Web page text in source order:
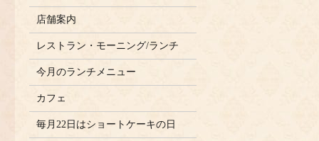
店舗案内
レストラン・モーニング/ランチ
今月のランチメニュー
カフェ
毎月22日はショートケーキの日